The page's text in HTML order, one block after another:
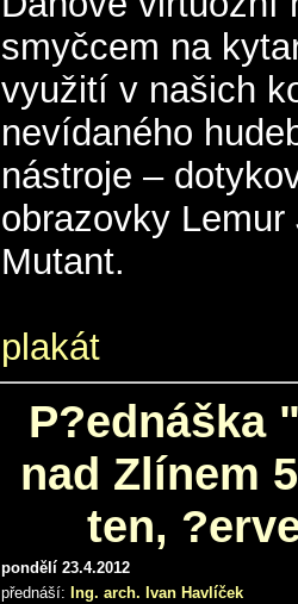
smyčcem na
využití v našich
nevídaného
nástroje –
obrazovky Lemur
Mutant.
plakát
P?ednáška
nad Zlínem
ten,
pondělí 23.4.2012
přednáší: Ing. arch. Ivan Havlíček